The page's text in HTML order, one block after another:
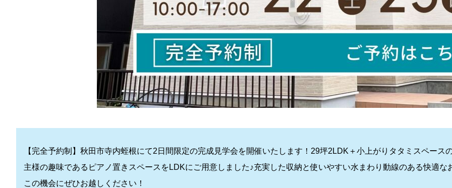
【完全予約制】秋田市寺内蛭根にて2日間限定の完成見学会を開催いたします！29坪2LDK＋小上がりタタミスペー
主様の趣味であるピアノ置きスペースをLDKにご用意しました♪充実した収納と使いやすい水まわり動線のある快適
この機会にぜひお越しください！